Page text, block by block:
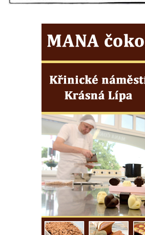
Márnice na hřbitově v Račicích
Kaple v Bezděkově
Kaple Nejsvětější Trojice v centru Liběšic
okraji Liběšic
Kostel svaté Kateřiny v Chouči
Kaple svatého Blažeje východně od
Kostel svatého Augustina v Lužici
Márnice na hřbitově v Lužici
Kostel svatého Martina v Kozlech
Márnice na hřbitově v Kozlech
Vesnický kostel v Reinhardtsdorfu